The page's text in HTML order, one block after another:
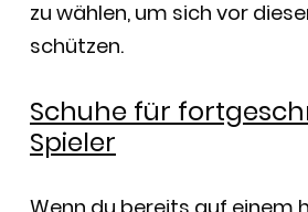
zu wählen, um sich vor
schützen.
Schuhe für
Spieler